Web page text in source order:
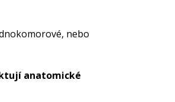
nebo
anatomické